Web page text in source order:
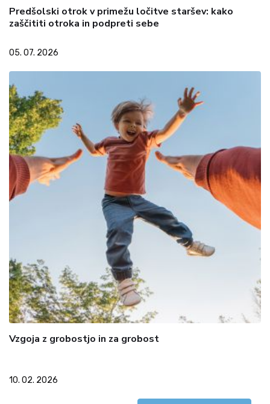
Predšolski otrok v primežu ločitve staršev: kako
zaščititi otroka in podpreti sebe
05. 07. 2026
Vzgoja z grobostjo in za grobost
10. 02. 2026